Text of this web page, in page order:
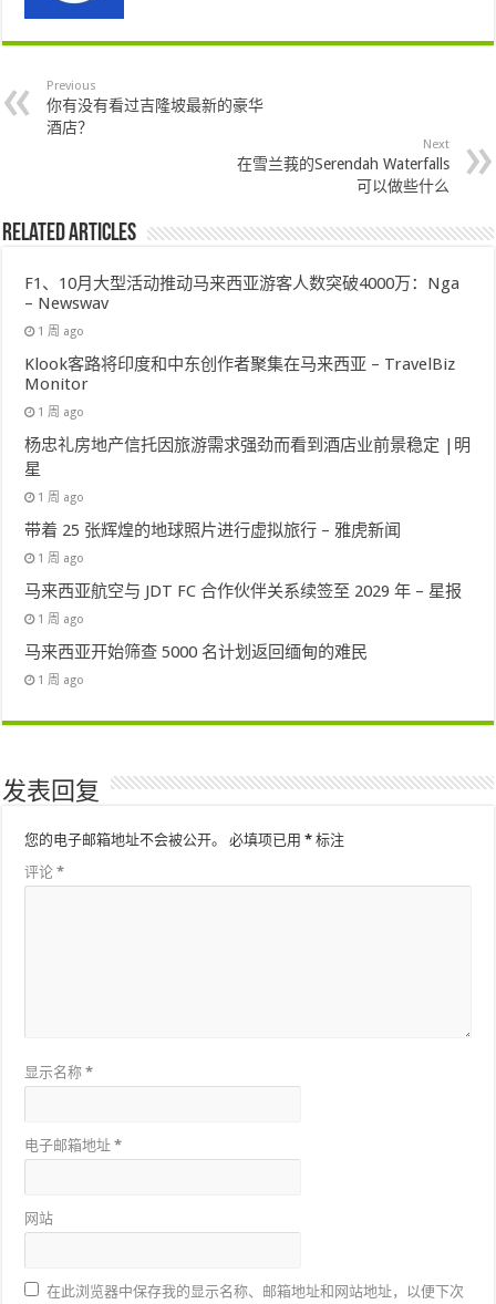
Previous
你有没有看过吉隆坡最新的豪华
酒店？
Next
在雪兰莪的Serendah Waterfalls
可以做些什么
Related Articles
F1、10月大型活动推动马来西亚游客人数突破4000万：Nga
– Newswav
1 周 ago
Klook客路将印度和中东创作者聚集在马来西亚 – TravelBiz
Monitor
1 周 ago
杨忠礼房地产信托因旅游需求强劲而看到酒店业前景稳定 |明
星
1 周 ago
带着 25 张辉煌的地球照片进行虚拟旅行 – 雅虎新闻
1 周 ago
马来西亚航空与 JDT FC 合作伙伴关系续签至 2029 年 – 星报
1 周 ago
马来西亚开始筛查 5000 名计划返回缅甸的难民
1 周 ago
发表回复
您的电子邮箱地址不会被公开。 必填项已用* 标注
评论*
显示名称*
电子邮箱地址*
网站
在此浏览器中保存我的显示名称、邮箱地址和网站地址，以便下次